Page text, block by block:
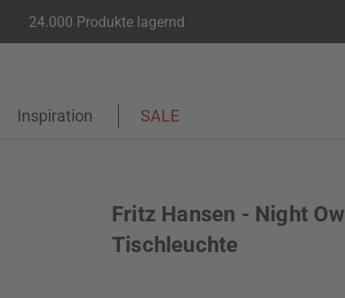
24.000 Produkte lagernd
Inspiration SALE
Fritz Hansen - Night Owl
Tischleuchte